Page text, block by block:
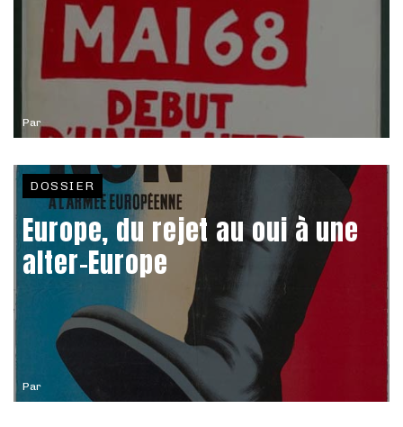
Par
Par
DOSSIER
Europe, du rejet au oui à une
alter-Europe